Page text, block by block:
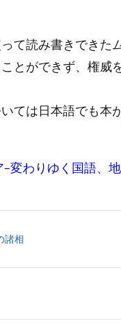
て読み書きできた
とができず、権威
ては日本語でも本
変わりゆく国語、
諸相